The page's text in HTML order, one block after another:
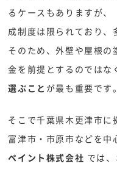
るケースもありますが、
成制度は限られており、
そのため、外壁や屋根の
金を前提とするのではな
選ぶこと が最も重要です。
そこで千葉県木更津市に
富津市・市原市などを中
ペイント株式会社 では